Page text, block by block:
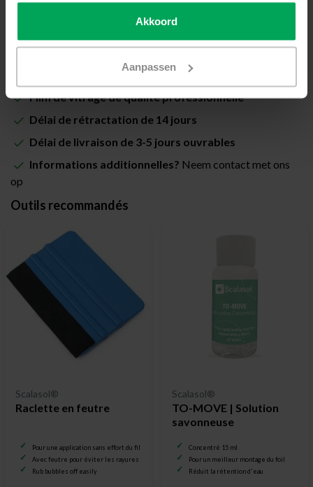
Akkoord
Aanpassen
Ajouter au panier
Film de vitrage de qualité professionnelle
Délai de rétractation de 14 jours
Délai de livraison de 3-5 jours ouvrables
Informations additionnelles? Neem contact met ons
op
Outils recommandés
Scalasol®
Raclette en feutre
Pour une application sans effort du film pour vitrage
Avec feutre pour éviter les rayures
Rub bubbles off easily
Scalasol®
TO-MOVE | Solution
savonneuse
Concentré 15 ml
Pour un meilleur montage du foil
Réduit la rétention d'eau